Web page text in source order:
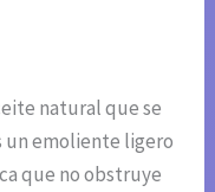
natural que se
un emoliente ligero
que no obstruye